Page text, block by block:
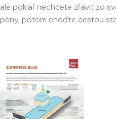
ale pokiaľ nechcete zľaviť zo
peny, potom choďte cestou